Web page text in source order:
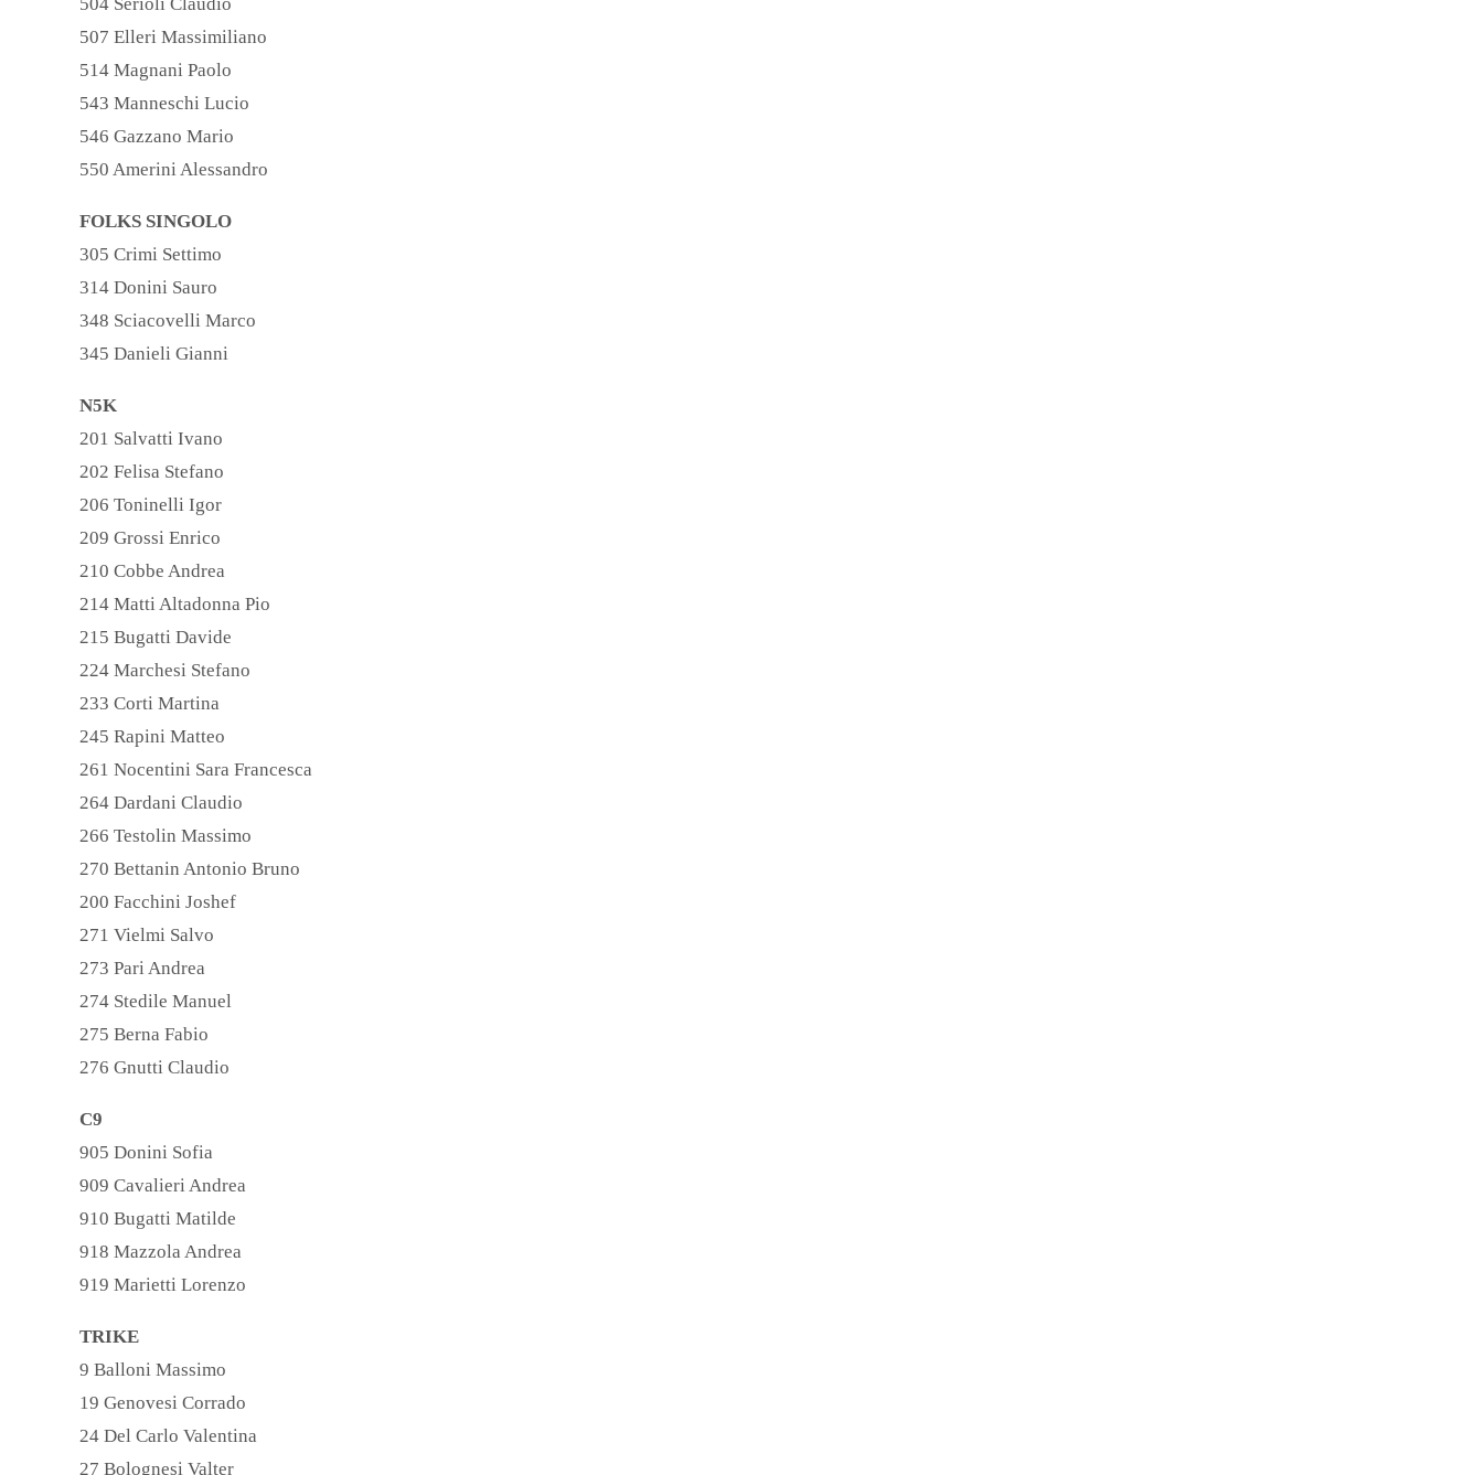
507 Elleri Massimiliano
514 Magnani Paolo
543 Manneschi Lucio
546 Gazzano Mario
550 Amerini Alessandro
FOLKS SINGOLO
305 Crimi Settimo
314 Donini Sauro
348 Sciacovelli Marco
345 Danieli Gianni
N5K
201 Salvatti Ivano
202 Felisa Stefano
206 Toninelli Igor
209 Grossi Enrico
210 Cobbe Andrea
214 Matti Altadonna Pio
215 Bugatti Davide
224 Marchesi Stefano
233 Corti Martina
245 Rapini Matteo
261 Nocentini Sara Francesca
264 Dardani Claudio
266 Testolin Massimo
270 Bettanin Antonio Bruno
200 Facchini Joshef
271 Vielmi Salvo
273 Pari Andrea
274 Stedile Manuel
275 Berna Fabio
276 Gnutti Claudio
C9
905 Donini Sofia
909 Cavalieri Andrea
910 Bugatti Matilde
918 Mazzola Andrea
919 Marietti Lorenzo
TRIKE
9 Balloni Massimo
19 Genovesi Corrado
24 Del Carlo Valentina
27 Bolognesi Valter